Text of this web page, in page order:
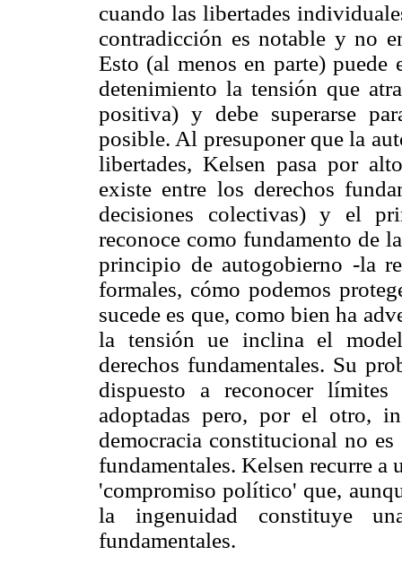
cuando las libertades
contradicción es notable y no
Esto (al menos en parte)
detenimiento la tensión que
positiva) y debe superarse
posible. Al presuponer que la
libertades, Kelsen pasa por
existe entre los derechos
decisiones colectivas) y el
reconoce como fundamento de
principio de autogobierno -la
formales, cómo podemos
sucede es que, como bien ha
la tensión ue inclina el
derechos fundamentales. Su
dispuesto a reconocer límites
adoptadas pero, por el otro,
democracia constitucional no
fundamentales. Kelsen recurre a
'compromiso político' que,
la ingenuidad constituye
fundamentales.